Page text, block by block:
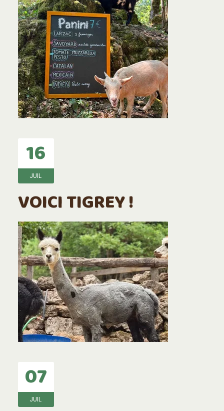
16
JUIL.
VOICI TIGREY !
07
JUIL.